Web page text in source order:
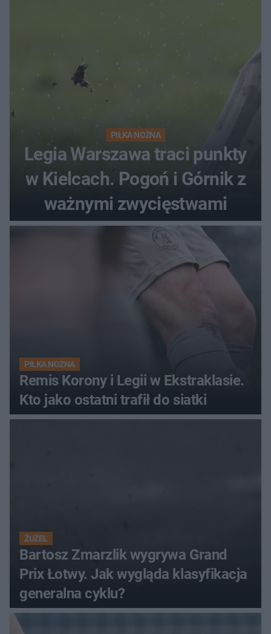
PIŁKA NOŻNA
Legia Warszawa traci punkty
w Kielcach. Pogoń i Górnik z
ważnymi zwycięstwami
PIŁKA NOŻNA
Remis Korony i Legii w Ekstraklasie.
Kto jako ostatni trafił do siatki
ŻUŻEL
Bartosz Zmarzlik wygrywa Grand
Prix Łotwy. Jak wygląda klasyfikacja
generalna cyklu?